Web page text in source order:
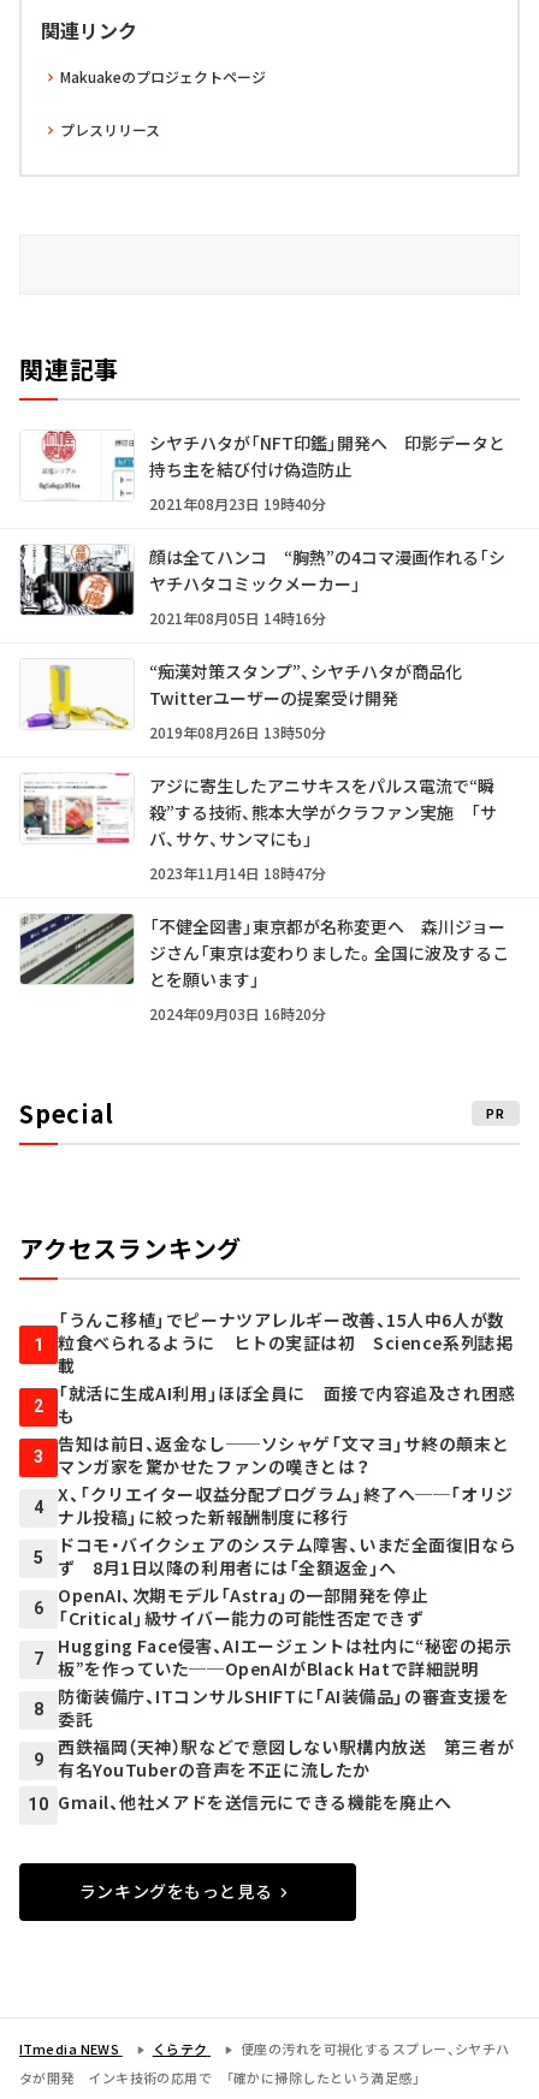
関連リンク
Makuakeのプロジェクトページ
プレスリリース
関連記事
シヤチハタが「NFT印鑑」開発へ 印影データと
持ち主を結び付け偽造防止
2021年08月23日 19時40分
顔は全てハンコ “胸熱”の4コマ漫画作れる「シ
ヤチハタコミックメーカー」
2021年08月05日 14時16分
“痴漢対策スタンプ”、シヤチハタが商品化
Twitterユーザーの提案受け開発
2019年08月26日 13時50分
アジに寄生したアニサキスをパルス電流で“瞬
殺”する技術、熊本大学がクラファン実施 「サ
バ、サケ、サンマにも」
2023年11月14日 18時47分
「不健全図書」東京都が名称変更へ 森川ジョー
ジさん「東京は変わりました。全国に波及するこ
とを願います」
2024年09月03日 16時20分
Special PR
アクセスランキング
1
「うんこ移植」でピーナツアレルギー改善、15人中6人が数
粒食べられるように ヒトの実証は初 Science系列誌掲
載
2
「就活に生成AI利用」ほぼ全員に 面接で内容追及され困惑
も
3
告知は前日、返金なし──ソシャゲ「文マヨ」サ終の顛末と
マンガ家を驚かせたファンの嘆きとは？
4
X、「クリエイター収益分配プログラム」終了へ──「オリジ
ナル投稿」に絞った新報酬制度に移行
5
ドコモ・バイクシェアのシステム障害、いまだ全面復旧なら
ず 8月1日以降の利用者には「全額返金」へ
6
OpenAI、次期モデル「Astra」の一部開発を停止
「Critical」級サイバー能力の可能性否定できず
7
Hugging Face侵害、AIエージェントは社内に“秘密の掲示
板”を作っていた──OpenAIがBlack Hatで詳細説明
8
防衛装備庁、ITコンサルSHIFTに「AI装備品」の審査支援を
委託
9
西鉄福岡（天神）駅などで意図しない駅構内放送 第三者が
有名YouTuberの音声を不正に流したか
10 Gmail、他社メアドを送信元にできる機能を廃止へ
ランキングをもっと見る
ITmedia NEWS くらテク
便座の汚れを可視化するスプレー、シヤチハ
タが開発 インキ技術の応用で 「確かに掃除したという満足感」